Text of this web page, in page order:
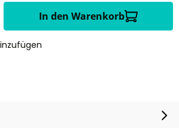
In den Warenkorb